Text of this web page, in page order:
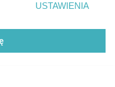
Zdjęcia miasta
strony
. Niektóre
zastosowania tylko
USTAWIENIA